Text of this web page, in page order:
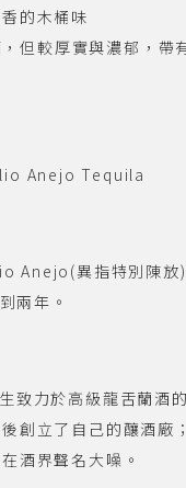
的木桶味
但較厚實與濃郁，帶
Anejo Tequila
Anejo(異指特別陳放)
兩年。
力於高級龍舌蘭酒
創立了自己的釀酒廠
酒界聲名大噪。